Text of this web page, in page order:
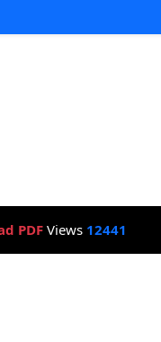
PDFViews 12441